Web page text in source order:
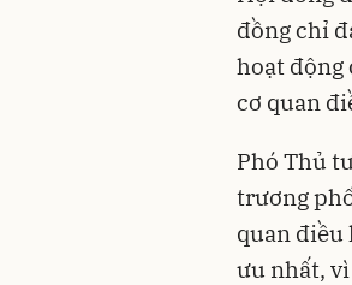
đồng chỉ
hoạt động
cơ quan
Phó Thủ
trương
quan điều
ưu nhất,